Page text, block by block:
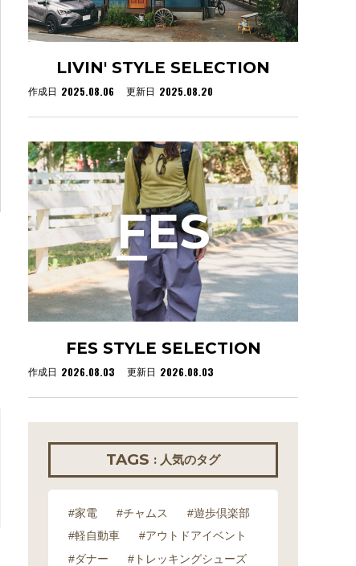
LIVIN' STYLE SELECTION
作成日 2025.08.06 更新日 2025.08.20
FES STYLE SELECTION
作成日 2026.08.03 更新日 2026.08.03
FES
TAGS : 人気のタグ
#家電 #チャムス
#遊歩倶楽部
#軽自動車
#アウトドアイベント
#ダナー
#トレッキングシューズ